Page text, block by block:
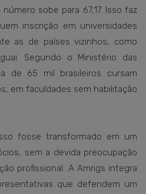
sobe para 67,17. Isso faz
inscrição em universidades
as de países vizinhos, como
Segundo o Ministério das
de 65 mil brasileiros cursam
em faculdades sem habilitação
fosse transformado em um
sem a devida preocupação
profissional. A Amrigs integra
que defendem um